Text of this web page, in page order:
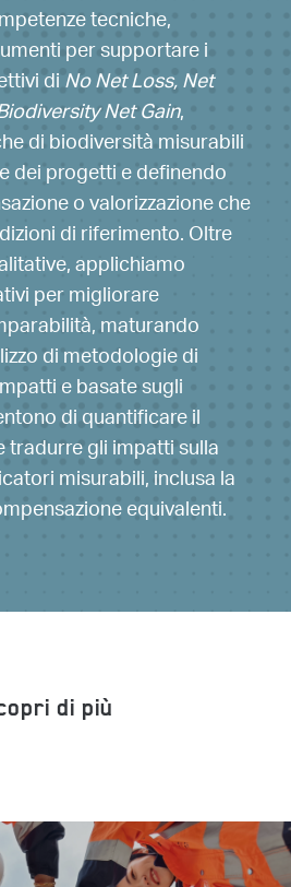
tecniche,
per supportare i
diNo Net Loss, Net
Net Gain,
di biodiversità misurabili
dei progetti e definendo
o valorizzazione che
di riferimento. Oltre
applichiamo
per migliorare
maturando
di metodologie di
e basate sugli
di quantificare il
gli impatti sulla
misurabili, inclusa la
equivalenti.
sviluppo di
e sostenibile,
avanzate per ridurre
l’uso di plastiche
concrete e replicabili
e offshore. Onshore,
mirate ai siti, come nel
bottiglie di plastica
da distributori d’acqua
coinvolgendo l’intera
Offshore, installiamo
selezionati per
il consumo di
inoltre soluzioni
come nell’FSRU di
wrap è stato
riciclati e